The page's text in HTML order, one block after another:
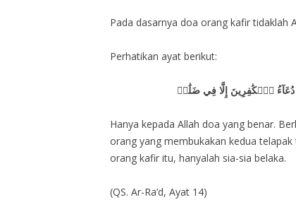
Pada dasarnya doa orang kafir tidaklah
Perhatikan ayat berikut:
ٱلۡكَٰفِرِينَ إِلَّا فِي ضَلَٰلٖ
Hanya kepada Allah doa yang benar.
orang yang membukakan kedua
orang kafir itu, hanyalah sia-sia belaka.
(QS. Ar-Ra’d, Ayat 14)